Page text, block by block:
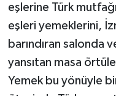
eşlerine Türk
eşleri yemeklerini,
barındıran salonda
yansıtan masa
Yemek bu yönüyle